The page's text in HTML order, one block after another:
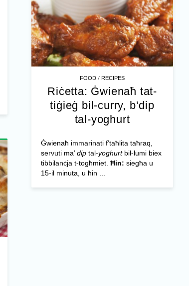
FOOD /RECIPES
Riċetta: Ġwienaħ tat-
tiġieġ bil-curry, b’dip
tal-yoghurt
Ġwienaħ immarinati f’taħlita taħraq,
servuti ma’diptal-yoghurtbil-lumi biex
tibbilanċja t-togħmiet. Ħin: siegħa u
15-il minuta, u ħin ...